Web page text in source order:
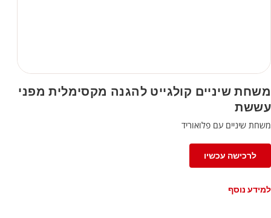
משחת שיניים קולגייט להגנה מקסימלית מפני
עששת
משחת שיניים עם פלואוריד
לרכישה עכשיו
למידע נוסף